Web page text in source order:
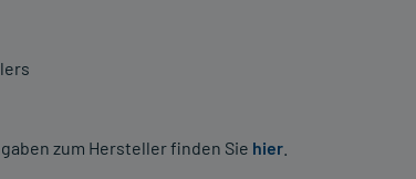
zum Hersteller finden Sie hier